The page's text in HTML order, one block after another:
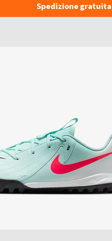
Spedizione gratuita